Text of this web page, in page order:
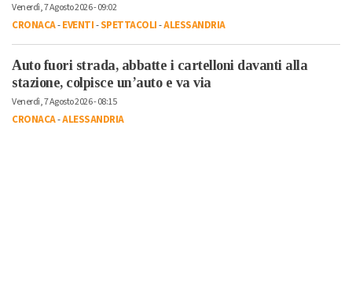
Venerdì, 7 Agosto 2026 - 09:02
CRONACA-EVENTI-SPETTACOLI-ALESSANDRIA
Auto fuori strada, abbatte i cartelloni davanti alla
stazione, colpisce un’auto e va via
Venerdì, 7 Agosto 2026 - 08:15
CRONACA-ALESSANDRIA